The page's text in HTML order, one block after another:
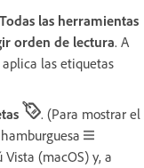
Todas las herramientas
orden de lectura. A
las etiquetas
. (Para mostrar el
(macOS) y, a